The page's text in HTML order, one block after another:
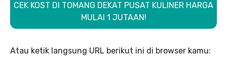
CEK KOST DI TOMANG DEKAT PUSAT KULINER HARGA
MULAI 1 JUTAAN!
Atau ketik langsung URL berikut ini di browser kamu: